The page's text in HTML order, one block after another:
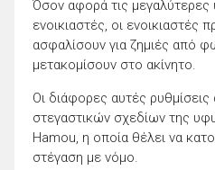
Όσον αφορά τις μεγαλύτερες
ενοικιαστές, οι ενοικιαστές
ασφαλίσουν για ζημιές από
μετακομίσουν στο ακίνητο.
Οι διάφορες αυτές
στεγαστικών σχεδίων της
Hamou, η οποία θέλει να
στέγαση με νόμο.